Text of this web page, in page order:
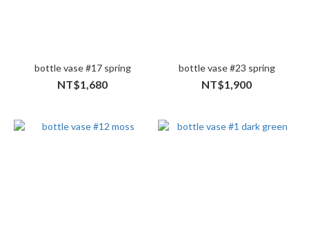
bottle vase #17 spring
NT$1,680
bottle vase #23 spring
NT$1,900